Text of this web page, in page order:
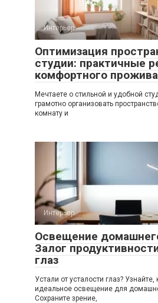
Интерьер
Оптимизация
студии: практичные
комфортного
Мечтаете о стильной и удобной
грамотно организовать
комнату и
Интерьер
Освещение
Залог
глаз
Устали от усталости глаз? Узнайте,
идеальное освещение для
Сохраните зрение,